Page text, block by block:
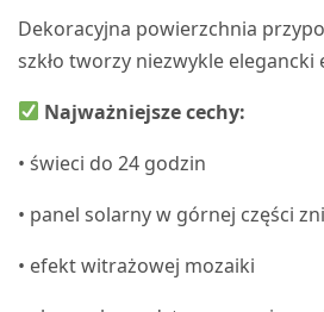
Dekoracyjna powierzchnia
szkło tworzy niezwykle elegancki
Najważniejsze cechy:
• świeci do 24 godzin
• panel solarny w górnej części
• efekt witrażowej mozaiki